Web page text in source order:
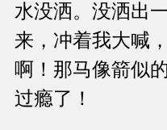
水没洒。没洒出
来，冲着我大喊
啊！那马像箭似
过瘾了！